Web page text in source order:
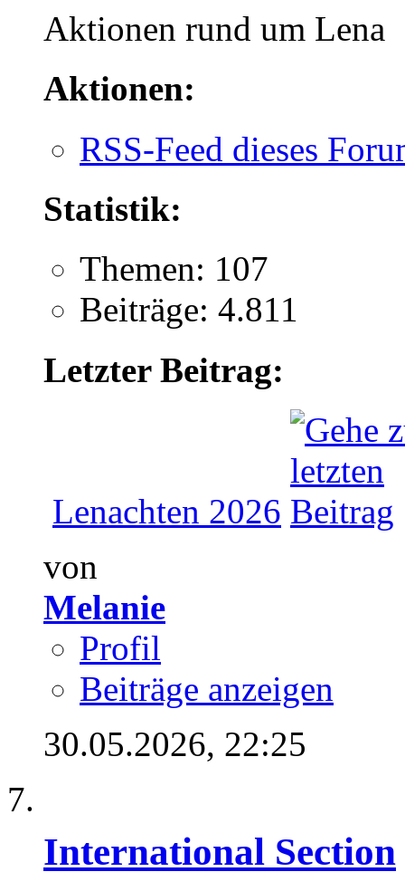
Aktionen rund um Lena
Aktionen:
RSS-Feed dieses
Statistik:
Themen: 107
Beiträge: 4.811
Letzter Beitrag:
Lenachten 2026
von
Melanie
Profil
Beiträge anzeigen
30.05.2026, 22:25
International Section